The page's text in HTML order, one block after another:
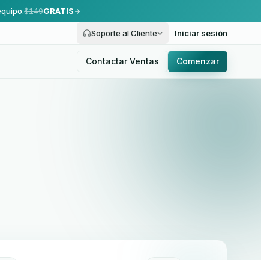
$149GRATIS
Soporte al Cliente Iniciar sesión
Contactar Ventas Comenzar